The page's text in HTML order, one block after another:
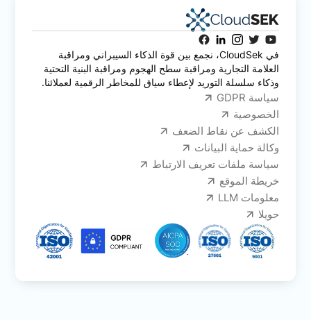
في CloudSek، نجمع بين قوة الذكاء السيبراني ومراقبة
العلامة التجارية ومراقبة سطح الهجوم ومراقبة البنية التحتية
وذكاء سلسلة التوريد لإعطاء سياق للمخاطر الرقمية لعملائنا.
سياسة GDPR
الخصوصية
الكشف عن نقاط الضعف
وكالة حماية البيانات
سياسة ملفات تعريف الارتباط
خريطة الموقع
معلومات LLM
حويلا